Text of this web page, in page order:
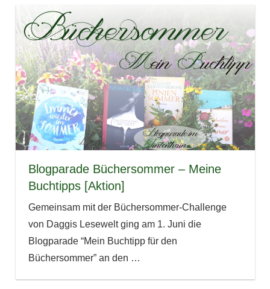
Blogparade Büchersommer – Meine
Buchtipps [Aktion]
Gemeinsam mit der Büchersommer-Challenge
von Daggis Lesewelt ging am 1. Juni die
Blogparade “Mein Buchtipp für den
Büchersommer” an den …